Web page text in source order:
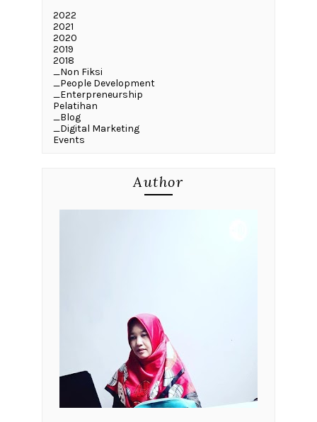
2022
2021
2020
2019
2018
_Non Fiksi
_People Development
_Enterpreneurship
Pelatihan
_Blog
_Digital Marketing
Events
Author